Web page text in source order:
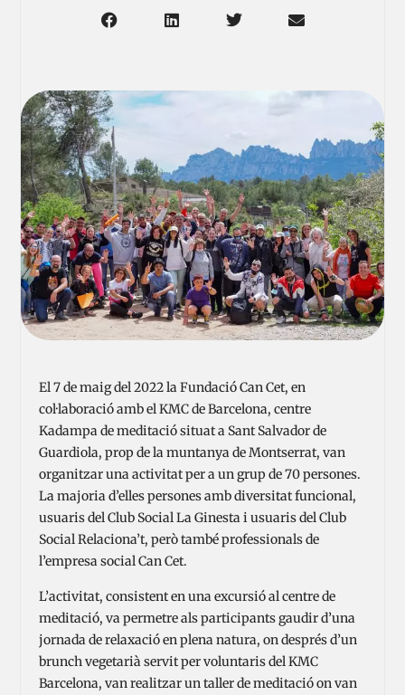
El 7 de maig del 2022 la Fundació Can Cet, en
col·laboració amb el KMC de Barcelona, centre
Kadampa de meditació situat a Sant Salvador de
Guardiola, prop de la muntanya de Montserrat, van
organitzar una activitat per a un grup de 70 persones.
La majoria d’elles persones amb diversitat funcional,
usuaris del Club Social La Ginesta i usuaris del Club
Social Relaciona’t, però també professionals de
l’empresa social Can Cet.
L’activitat, consistent en una excursió al centre de
meditació, va permetre als participants gaudir d’una
jornada de relaxació en plena natura, on després d’un
brunch vegetarià servit per voluntaris del KMC
Barcelona, van realitzar un taller de meditació on van